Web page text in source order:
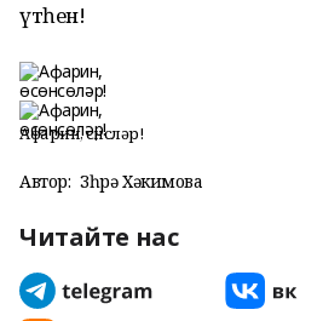
үтһен!
Афарин, өсөнсөләр!
Автор: Зөһрә Хәкимова
Читайте нас